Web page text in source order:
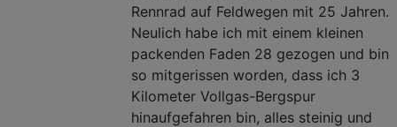
Rennrad auf Feldwegen mit 25 Jahren.
Neulich habe ich mit einem kleinen
packenden Faden 28 gezogen und bin
so mitgerissen worden, dass ich 3
Kilometer Vollgas-Bergspur
hinaufgefahren bin, alles steinig und